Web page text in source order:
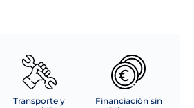
Transporte y
Financiación sin